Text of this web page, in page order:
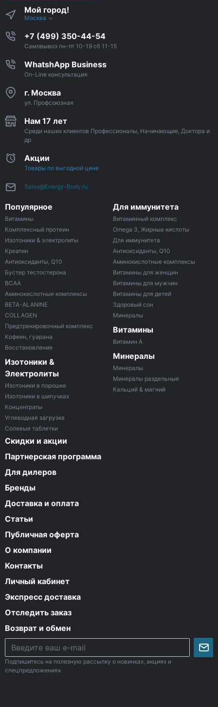
Мой город!
Москва
+7 (499) 350-44-54
Самовывоз пн-пт 10-19 сб 11-15
WhatshApp Business
On-Line консультация
г. Москва
ул. Профсоюзная
Нам 17 лет
Среди наших клиентов Профессионалы, Начинающие, Доктора и
др
Акции
Товары по выгодной цене
Sales@Energy-Body.ru
Популярное
Витамины
Комплексный протеин
Изотоники & электролиты
Креатин
Антиоксиданты, Q10
Бустер тестостерона
ВСАА
Аминокислотные комплексы
BETA-ALANINE
COLLAGEN
Предтренировочный комплекс
Кофеин, гуарана
Восстановление
Изотоники &
Электролиты
Изотоники в порошке
Изотоники в шипучках
Концентраты
Углеводная загрузка
Солевые таблетки
Для иммунитета
Витаминный комплекс
Omega 3, Жирные кислоты
Для иммунитета
Антиоксиданты, Q10
Аминокислотные комплексы
Витамины для женщин
Витамины для мужчин
Витамины для детей
Здоровый сон
Минералы
Витамины
Витамин A
Минералы
Минералы
Минералы раздельные
Кальций & магний
Скидки и акции
Партнерская программа
Для дилеров
Бренды
Доставка и оплата
Статьи
Публичная оферта
О компании
Контакты
Личный кабинет
Экспресс доставка
Отследить заказ
Возврат и обмен
Подпишитесь на полезную рассылку о новинках, акциях и
спецпредложениях